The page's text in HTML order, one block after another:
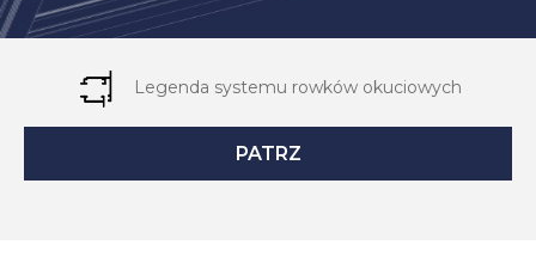
Legenda systemu rowków okuciowych
PATRZ